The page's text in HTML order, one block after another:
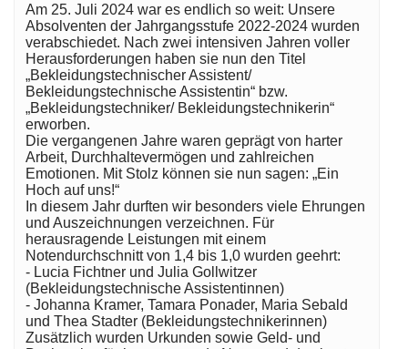
Am 25. Juli 2024 war es endlich so weit: Unsere
Absolventen der Jahrgangsstufe 2022-2024 wurden
verabschiedet. Nach zwei intensiven Jahren voller
Herausforderungen haben sie nun den Titel
„Bekleidungstechnischer Assistent/
Bekleidungstechnische Assistentin“ bzw.
„Bekleidungstechniker/ Bekleidungstechnikerin“
erworben.
Die vergangenen Jahre waren geprägt von harter
Arbeit, Durchhaltevermögen und zahlreichen
Emotionen. Mit Stolz können sie nun sagen: „Ein
Hoch auf uns!“
In diesem Jahr durften wir besonders viele Ehrungen
und Auszeichnungen verzeichnen. Für
herausragende Leistungen mit einem
Notendurchschnitt von 1,4 bis 1,0 wurden geehrt:
- Lucia Fichtner und Julia Gollwitzer
(Bekleidungstechnische Assistentinnen)
- Johanna Kramer, Tamara Ponader, Maria Sebald
und Thea Stadter (Bekleidungstechnikerinnen)
Zusätzlich wurden Urkunden sowie Geld- und